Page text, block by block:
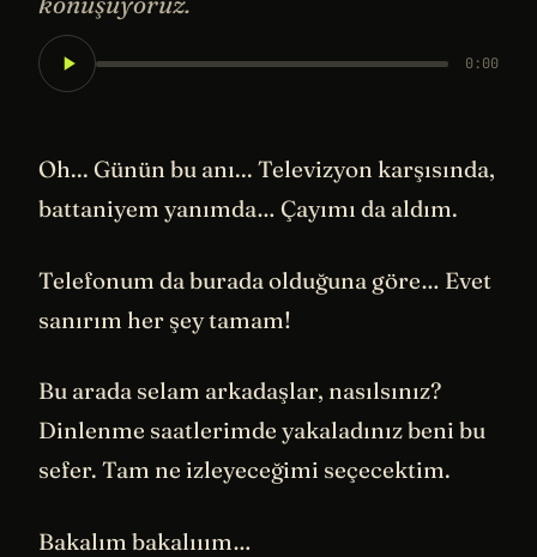
0:00
Oh... Günün bu anı... Televizyon karşısında,
battaniyem yanımda… Çayımı da aldım.
Telefonum da burada olduğuna göre… Evet
sanırım her şey tamam!
Bu arada selam arkadaşlar, nasılsınız?
Dinlenme saatlerimde yakaladınız beni bu
sefer. Tam ne izleyeceğimi seçecektim.
Bakalım bakalııım…